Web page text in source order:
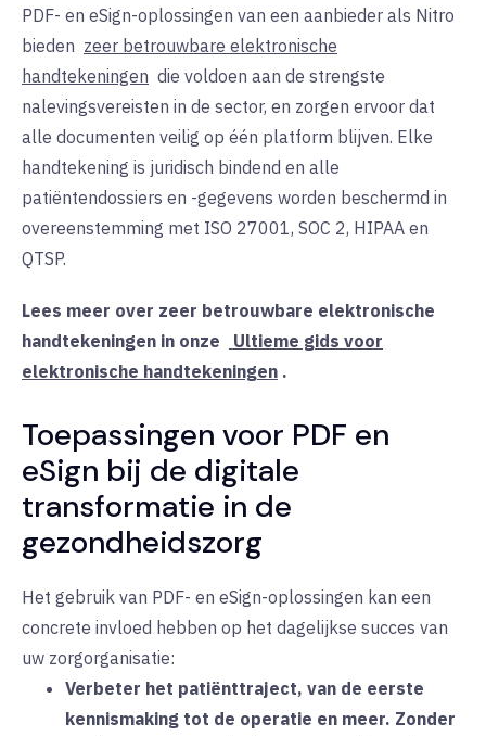
PDF- en eSign-oplossingen van een aanbieder als Nitro
bieden zeer betrouwbare elektronische
handtekeningen die voldoen aan de strengste
nalevingsvereisten in de sector, en zorgen ervoor dat
alle documenten veilig op één platform blijven. Elke
handtekening is juridisch bindend en alle
patiëntendossiers en -gegevens worden beschermd in
overeenstemming met ISO 27001, SOC 2, HIPAA en
QTSP.
Lees meer over zeer betrouwbare elektronische
handtekeningen in onze
Ultieme gids voor
elektronische handtekeningen .
Toepassingen voor PDF en
eSign bij de digitale
transformatie in de
gezondheidszorg
Het gebruik van PDF- en eSign-oplossingen kan een
concrete invloed hebben op het dagelijkse succes van
uw zorgorganisatie:
Verbeter het patiënttraject, van de eerste
kennismaking tot de operatie en meer. Zonder